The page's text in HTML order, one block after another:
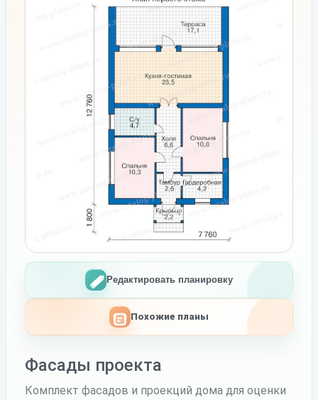
Редактировать планировку
Похожие планы
Фасады проекта
Комплект фасадов и проекций дома для оценки